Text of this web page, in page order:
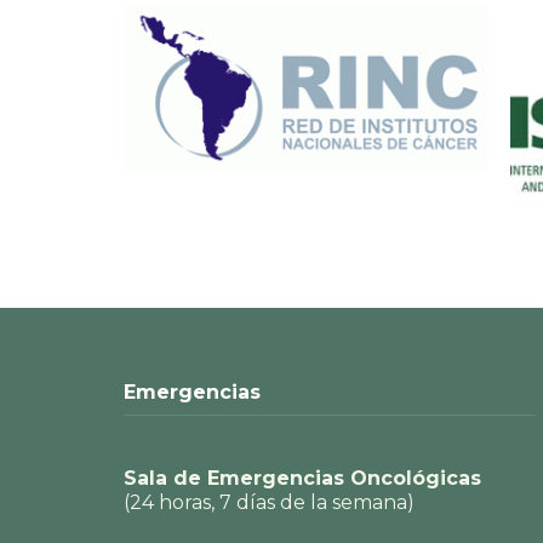
Emergencias
Sala de Emergencias Oncológicas
(24 horas, 7 días de la semana)